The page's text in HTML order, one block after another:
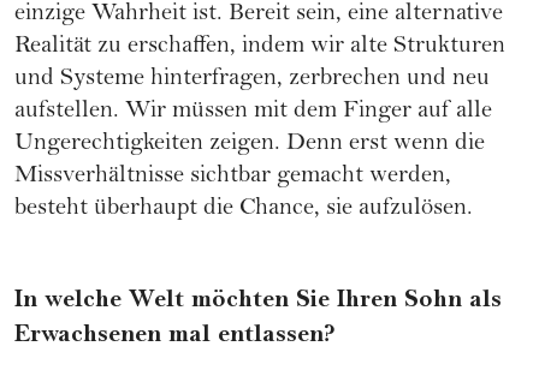
einzige Wahrheit ist. Bereit sein, eine alternative
Realität zu erschaffen, indem wir alte Strukturen
und Systeme hinterfragen, zerbrechen und neu
aufstellen. Wir müssen mit dem Finger auf alle
Ungerechtigkeiten zeigen. Denn erst wenn die
Missverhältnisse sichtbar gemacht werden,
besteht überhaupt die Chance, sie aufzulösen.
In welche Welt möchten Sie Ihren Sohn als
Erwachsenen mal entlassen?